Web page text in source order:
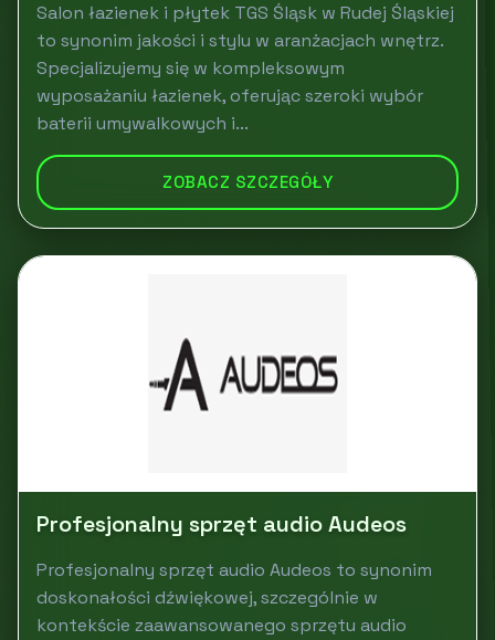
Salon łazienek i płytek TGS Śląsk w Rudej Śląskiej
to synonim jakości i stylu w aranżacjach wnętrz.
Specjalizujemy się w kompleksowym
wyposażaniu łazienek, oferując szeroki wybór
baterii umywalkowych i...
ZOBACZ SZCZEGÓŁY
Profesjonalny sprzęt audio Audeos
Profesjonalny sprzęt audio Audeos to synonim
doskonałości dźwiękowej, szczególnie w
kontekście zaawansowanego sprzętu audio